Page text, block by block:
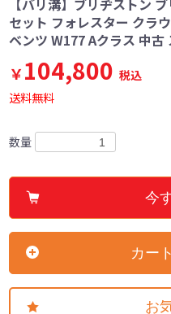
【バリ溝】ブリヂストン
セット フォレスター クラ
ベンツ W177 Aクラス 中
￥104,800 税込
送料無料
数量
今
カー
お